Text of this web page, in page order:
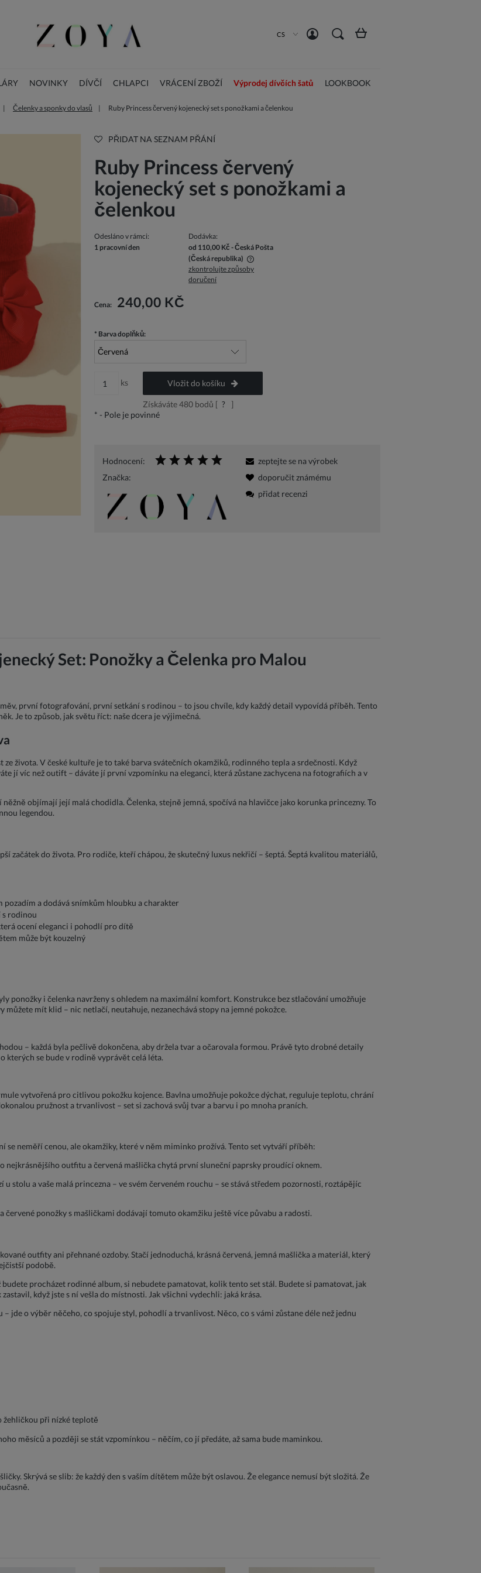
CS
NOVINKY DÍVČÍ CHLAPCI VRÁCENÍ ZBOŽÍ Výprodej dívčích šatů LOOKBOOK
Čelenky a sponky do vlasů Ruby Princess červený kojenecký set s ponožkami a čelenkou
PŘIDAT NA SEZNAM PŘÁNÍ
Ruby Princess červený
kojenecký set s ponožkami a
čelenkou
Odesláno v rámci:
1 pracovní den
Dodávka:
od 110,00 Kč - Česká Pošta
(Česká republika)
Cena nezahrnuje případné náklady na platbu
zkontrolujte způsoby
doručení
Cena: 240,00 KČ
* Barva doplňků:
ks Vložit do košíku
Získáváte480bodů [ ?
]
* - Pole je povinné
Hodnocení:
Značka:
zeptejte se na výrobek
doporučit známému
přidat recenzi
Set: Ponožky a Čelenka pro Malou
první fotografování, první setkání s rodinou – to jsou chvíle, kdy každý detail vypovídá příběh. Tento
Je to způsob, jak světu říct: naše dcera je výjimečná.
života. V české kultuře je to také barva svátečních okamžiků, rodinného tepla a srdečnosti. Když
jí víc než outift – dáváte jí první vzpomínku na eleganci, která zůstane zachycena na fotografiích a v
objímají její malá chodidla. Čelenka, stejně jemná, spočívá na hlavičce jako korunka princezny. To
legendou.
začátek do života. Pro rodiče, kteří chápou, že skutečný luxus nekřičí – šeptá. Šeptá kvalitou materiálů,
a dodává snímkům hloubku a charakter
s rodinou
ocení eleganci i pohodlí pro dítě
může být kouzelný
ponožky i čelenka navrženy s ohledem na maximální komfort. Konstrukce bez stlačování umožňuje
mít klid – nic netlačí, neutahuje, nezanechává stopy na jemné pokožce.
– každá byla pečlivě dokončena, aby držela tvar a očarovala formou. Právě tyto drobné detaily
kterých se bude v rodině vyprávět celá léta.
vytvořená pro citlivou pokožku kojence. Bavlna umožňuje pokožce dýchat, reguluje teplotu, chrání
pružnost a trvanlivost – set si zachová svůj tvar a barvu i po mnoha praních.
se neměří cenou, ale okamžiky, které v něm miminko prožívá. Tento set vytváří příběh:
nejkrásnějšího outfitu a červená mašlička chytá první sluneční paprsky proudící oknem.
stolu a vaše malá princezna – ve svém červeném rouchu – se stává středem pozornosti, roztápějíc
červené ponožky s mašličkami dodávají tomuto okamžiku ještě více půvabu a radosti.
outfity ani přehnané ozdoby. Stačí jednoduchá, krásná červená, jemná mašlička a materiál, který
podobě.
budete procházet rodinné album, si nebudete pamatovat, kolik tento set stál. Budete si pamatovat, jak
když jste s ní vešla do místnosti. Jak všichni vydechli: jaká krása.
– jde o výběr něčeho, co spojuje styl, pohodlí a trvanlivost. Něco, co s vámi zůstane déle než jednu
žehličkou při nízké teplotě
měsíců a později se stát vzpomínkou – něčím, co jí předáte, až sama bude maminkou.
Skrývá se slib: že každý den s vaším dítětem může být oslavou. Že elegance nemusí být složitá. Že